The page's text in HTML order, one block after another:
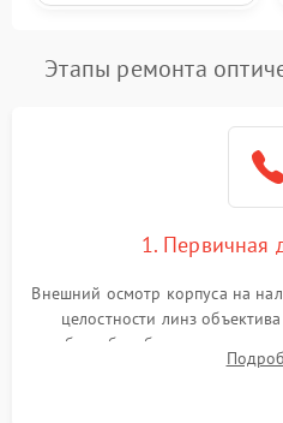
Этапы ремонта
1. Первичная
Внешний осмотр корпуса на
целостности линз
работы барабанчиков ввода
параллакса и зума.